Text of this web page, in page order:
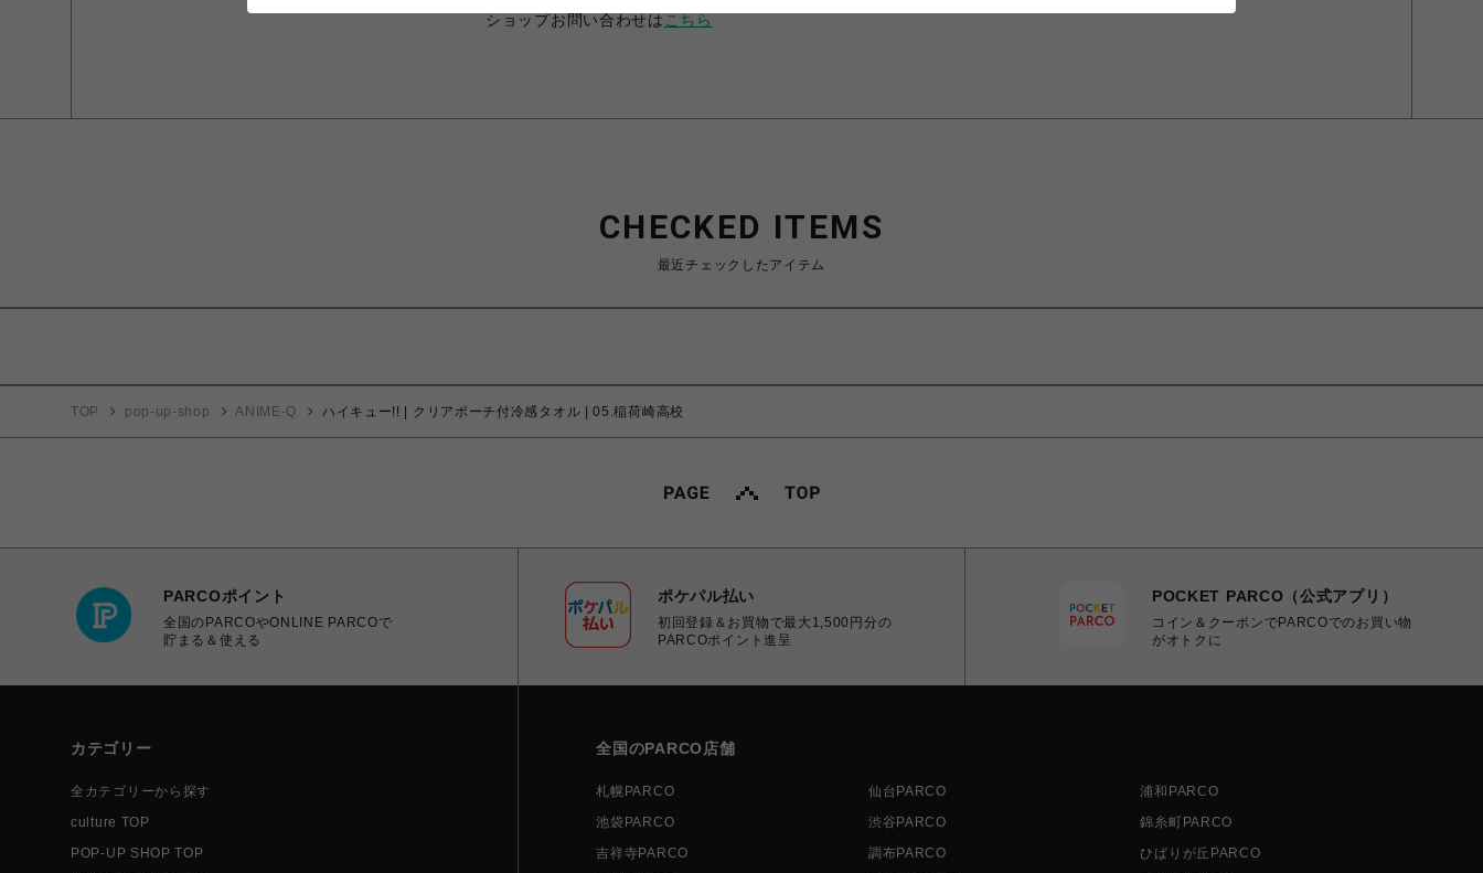
ショップお問い合わせは こちら
CHECKED ITEMS
最近チェックしたアイテム
TOP pop-up-shop ANIME-Q ハイキュー!! | クリアポーチ付冷感タオル | 05.稲荷崎高校
PARCOポイント
全国のPARCOやONLINE PARCOで
貯まる＆使える
ポケパル払い
初回登録＆お買物で最大1,500円分の
PARCOポイント進呈
POCKET PARCO（公式アプリ）
コイン＆クーポンでPARCOでのお買い物
がオトクに
カテゴリー
全カテゴリーから探す
culture TOP
POP-UP SHOP TOP
全国のPARCO店舗
札幌PARCO 仙台PARCO
浦和PARCO
池袋PARCO
渋谷PARCO
錦糸町PARCO
吉祥寺PARCO
調布PARCO
ひばりが丘PARCO